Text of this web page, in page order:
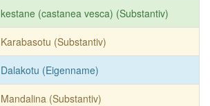
kestane (castanea vesca) (Substantiv)
Karabasotu (Substantiv)
Dalakotu (Eigenname)
Mandalina (Substantiv)